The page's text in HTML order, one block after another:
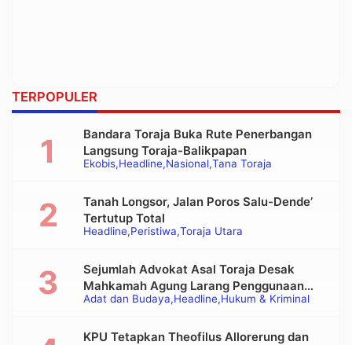
TERPOPULER
Ekobis Headline Nasional Tana Toraja
Bandara Toraja Buka Rute Penerbangan
Langsung Toraja-Balikpapan
Headline Peristiwa Toraja Utara
Tanah Longsor, Jalan Poros Salu-Dende’
Tertutup Total
Adat dan Budaya Headline Hukum & Kriminal
Sejumlah Advokat Asal Toraja Desak
Mahkamah Agung Larang Penggunaan
Alat Berat pada Eksekusi Rumah Adat
KPU Tetapkan Theofilus Allorerung dan